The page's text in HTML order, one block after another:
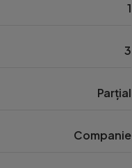
1
3
Parțial
Companie